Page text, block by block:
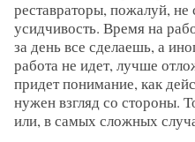
реставраторы, пожалуй,
усидчивость. Время на
за день все сделаешь, а
работа не идет, лучше
придет понимание, как
нужен взгляд со стороны.
или, в самых сложных